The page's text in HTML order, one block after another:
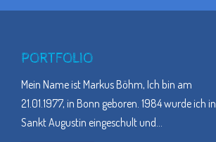
PORTFOLIO
Mein Name ist Markus Böhm, Ich bin am
21.01.1977, in Bonn geboren. 1984 wurde ich in
Sankt Augustin eingeschult und